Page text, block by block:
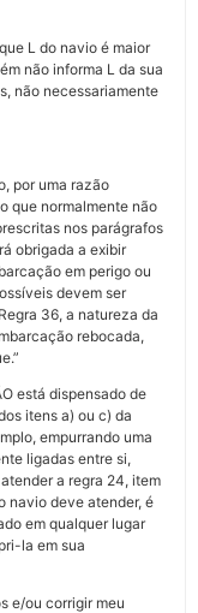
L do navio é maior
não informa L da sua
não necessariamente
por uma razão
que normalmente não
nos parágrafos
obrigada a exibir
em perigo ou
devem ser
36, a natureza da
rebocada,
está dispensado de
itens a) ou c) da
empurrando uma
ligadas entre si,
a regra 24, item
navio deve atender, é
em qualquer lugar
la em sua
e/ou corrigir meu